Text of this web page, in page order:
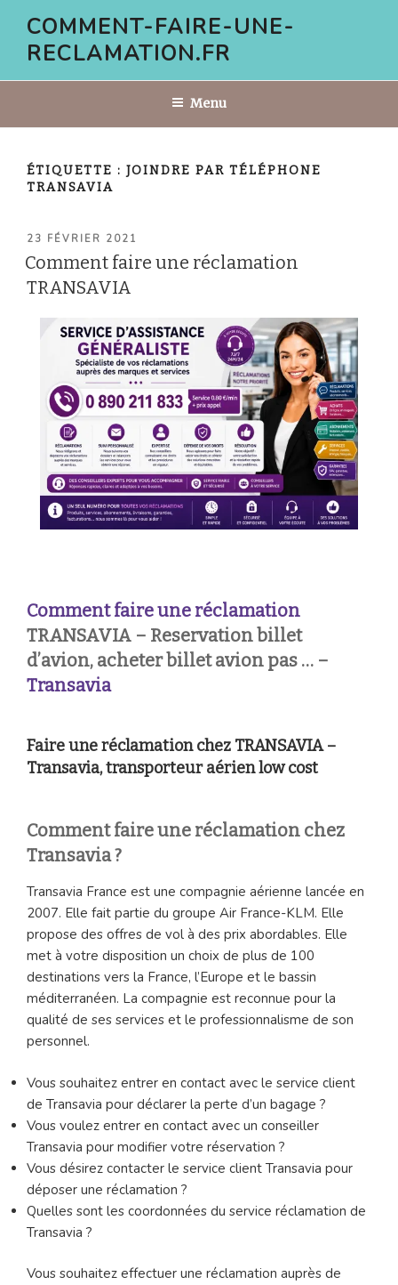
contenu
COMMENT-FAIRE-UNE-
RECLAMATION.FR
Menu
ÉTIQUETTE : JOINDRE PAR TÉLÉPHONE
TRANSAVIA
PUBLIÉ
LE
23 FÉVRIER 2021
Comment faire une réclamation
TRANSAVIA
Comment faire une réclamation
TRANSAVIA – Reservation billet
d’avion, acheter billet avion pas … –
Transavia
Faire une réclamation chez TRANSAVIA –
Transavia, transporteur aérien low cost
Comment faire une réclamation chez
Transavia ?
Transavia France est une compagnie aérienne lancée en
2007. Elle fait partie du groupe Air France-KLM. Elle
propose des offres de vol à des prix abordables. Elle
met à votre disposition un choix de plus de 100
destinations vers la France, l’Europe et le bassin
méditerranéen. La compagnie est reconnue pour la
qualité de ses services et le professionnalisme de son
personnel.
Vous souhaitez entrer en contact avec le service client
de Transavia pour déclarer la perte d’un bagage ?
Vous voulez entrer en contact avec un conseiller
Transavia pour modifier votre réservation ?
Vous désirez contacter le service client Transavia pour
déposer une réclamation ?
Quelles sont les coordonnées du service réclamation de
Transavia ?
Vous souhaitez effectuer une réclamation auprès de